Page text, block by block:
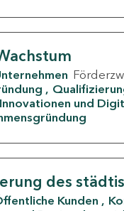
und
des
Kunden